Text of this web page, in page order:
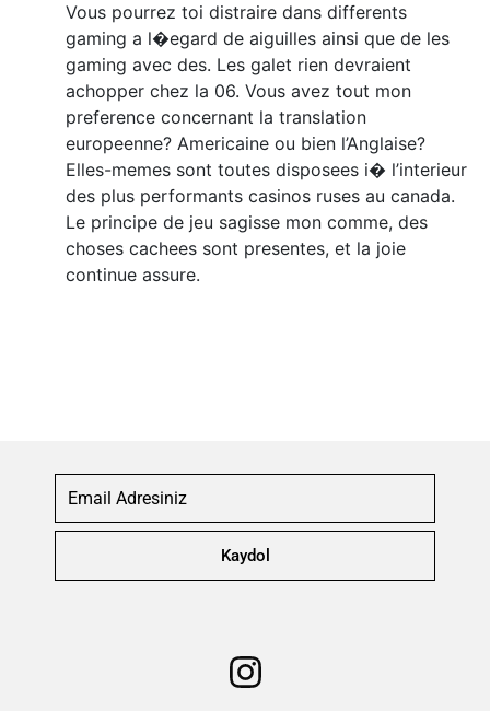
Vous pourrez toi distraire dans differents
gaming a l�egard de aiguilles ainsi que de les
gaming avec des. Les galet rien devraient
achopper chez la 06. Vous avez tout mon
preference concernant la translation
europeenne? Americaine ou bien l’Anglaise?
Elles-memes sont toutes disposees i� l’interieur
des plus performants casinos ruses au canada.
Le principe de jeu sagisse mon comme, des
choses cachees sont presentes, et la joie
continue assure.
Kaydol